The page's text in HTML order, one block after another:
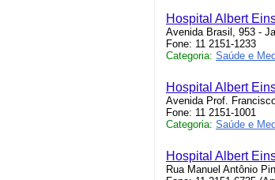
Hospital Albert
Avenida Brasil, 953 -
Fone: 11 2151-1233
Categoria: Saúde e
Hospital Albert
Avenida Prof.
Fone: 11 2151-1001
Categoria: Saúde e
Hospital Albert
Rua Manuel Antônio